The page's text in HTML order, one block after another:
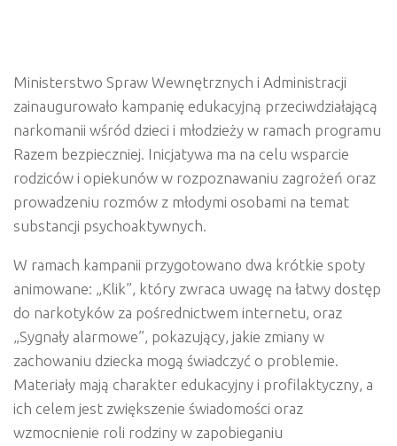
Ministerstwo Spraw Wewnętrznych i Administracji
zainaugurowało kampanię edukacyjną przeciwdziałającą
narkomanii wśród dzieci i młodzieży w ramach programu
Razem bezpieczniej . Inicjatywa ma na celu wsparcie
rodziców i opiekunów w rozpoznawaniu zagrożeń oraz
prowadzeniu rozmów z młodymi osobami na temat
substancji psychoaktywnych.
W ramach kampanii przygotowano dwa krótkie spoty
animowane: „Klik”, który zwraca uwagę na łatwy dostęp
do narkotyków za pośrednictwem internetu, oraz
„Sygnały alarmowe”, pokazujący, jakie zmiany w
zachowaniu dziecka mogą świadczyć o problemie.
Materiały mają charakter edukacyjny i profilaktyczny, a
ich celem jest zwiększenie świadomości oraz
wzmocnienie roli rodziny w zapobieganiu